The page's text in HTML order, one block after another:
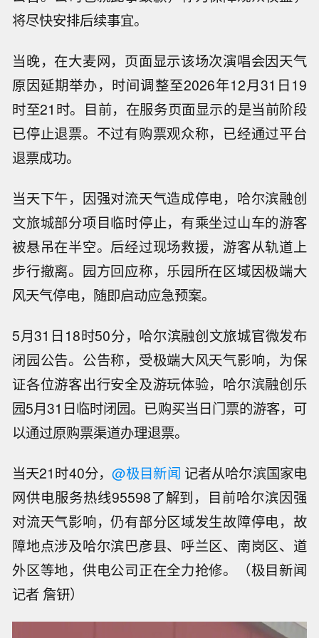
将尽快安排后续事宜。
当晚，在大麦网，页面显示该场次演唱会因天气
原因延期举办，时间调整至2026年12月31日19
时至21时。目前，在服务页面显示的是当前阶段
已停止退票。不过有购票观众称，已经通过平台
退票成功。
当天下午，因强对流天气造成停电，哈尔滨融创
文旅城部分项目临时停止，有乘坐过山车的游客
被悬吊在半空。后经过现场救援，游客从轨道上
步行撤离。园方回应称，乐园所在区域因极端大
风天气停电，随即启动应急预案。
5月31日18时50分，哈尔滨融创文旅城官微发布
闭园公告。公告称，受极端大风天气影响，为保
证各位游客出行安全及游玩体验，哈尔滨融创乐
园5月31日临时闭园。已购买当日门票的游客，可
以通过原购票渠道办理退票。
当天21时40分，@极目新闻 记者从哈尔滨国家电
网供电服务热线95598了解到，目前哈尔滨因强
对流天气影响，仍有部分区域发生故障停电，故
障地点涉及哈尔滨巴彦县、呼兰区、南岗区、道
外区等地，供电公司正在全力抢修。（极目新闻
记者 詹钘）